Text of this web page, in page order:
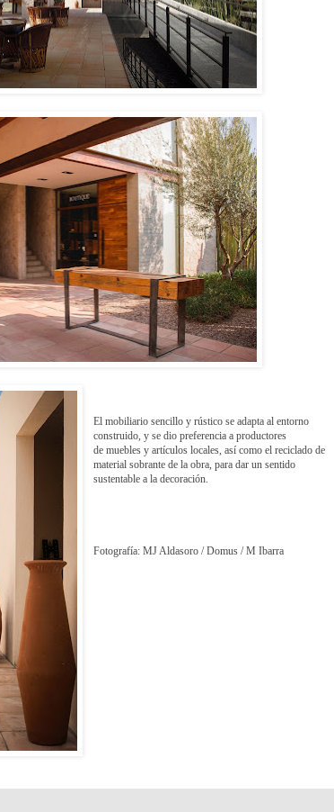
El mobiliario sencillo y rústico se adapta al entorno
construido, y se dio preferencia a productores
de muebles y artículos locales, así como el reciclado de
material sobrante de la obra, para dar un sentido
sustentable a la decoración.
Fotografía: MJ Aldasoro / Domus / M Ibarra